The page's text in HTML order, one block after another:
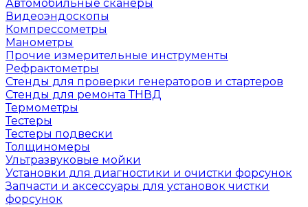
Автомобильные сканеры
Видеоэндоскопы
Компрессометры
Манометры
Прочие измерительные инструменты
Рефрактометры
Стенды для проверки генераторов и стартеров
Стенды для ремонта ТНВД
Термометры
Тестеры
Тестеры подвески
Толщиномеры
Ультразвуковые мойки
Установки для диагностики и очистки форсунок
Запчасти и аксессуары для установок чистки
форсунок